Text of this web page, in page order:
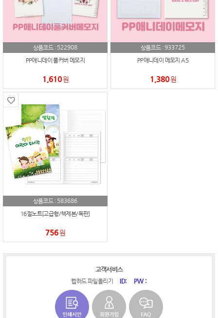
상품코드 : 522908
PP애니데이 풀커버 메모지
1,610원
상품코드 :933725
PP애니데이 메모지 A5
1,380원
상품코드 : 583686
16절노트[고급형/책제본/독판]
756원
고객서비스
웹하드 파일올리기 ID: PW :